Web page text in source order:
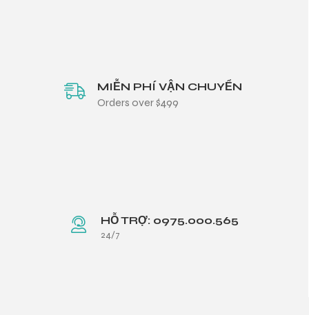
MIỄN PHÍ VẬN CHUYỂN
Orders over $499
HỖ TRỢ: 0975.000.565
24/7